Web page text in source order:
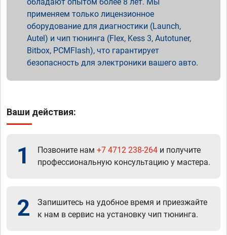
применяем только лицензионное
оборудование для диагностики (Launch,
Autel) и чип тюнинга (Flex, Kess 3, Autotuner,
Bitbox, PCMFlash), что гарантирует
безопасность для электроники вашего авто.
Ваши действия:
1 Позвоните нам +7 4712 238-264 и получите
профессиональную консультацию у мастера.
2
Запишитесь на удобное время и приезжайте
к нам в сервис на установку чип тюнинга.